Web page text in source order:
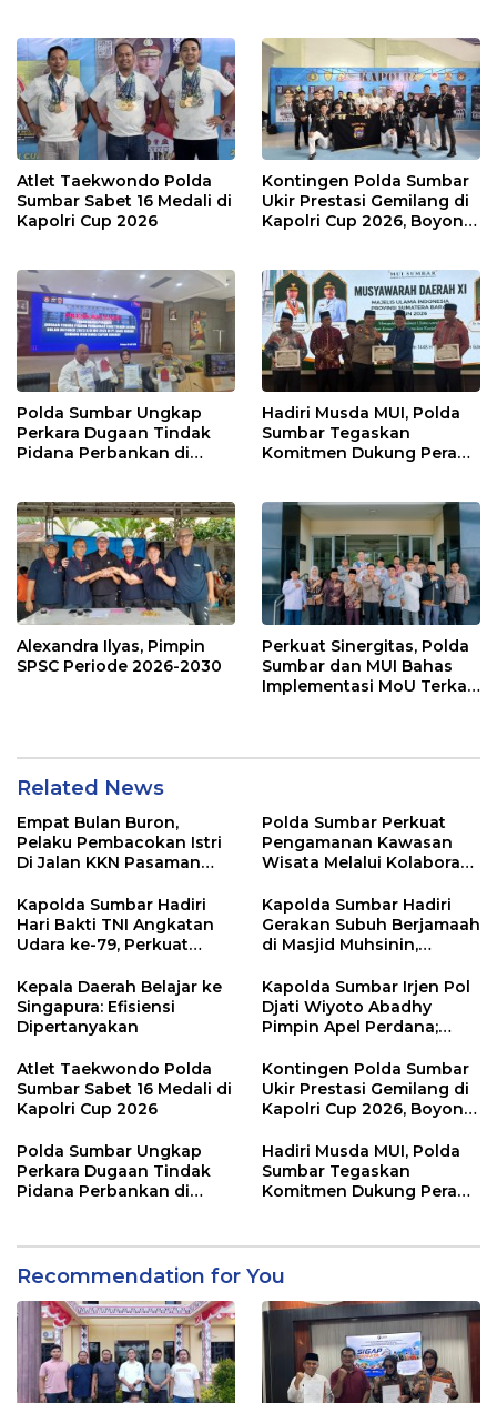
Atlet Taekwondo Polda
Sumbar Sabet 16 Medali di
Kapolri Cup 2026
Kontingen Polda Sumbar
Ukir Prestasi Gemilang di
Kapolri Cup 2026, Boyong
Polda Sumbar Ungkap
Perkara Dugaan Tindak
Pidana Perbankan di
3 Orang Ditetapkan
Tersangka
Hadiri Musda MUI, Polda
Sumbar Tegaskan
Komitmen Dukung Peran
Alexandra Ilyas, Pimpin
SPSC Periode 2026-2030
Perkuat Sinergitas, Polda
Sumbar dan MUI Bahas
Implementasi MoU Terkait
Related News
Empat Bulan Buron,
Pelaku Pembacokan Istri
Di Jalan KKN Pasaman
Personel Sat Reskrim Res
Pasbar Di Provinsi
Sumatera Utara
Polda Sumbar Perkuat
Pengamanan Kawasan
Wisata Melalui Kolaborasi
Kapolda Sumbar Hadiri
Hari Bakti TNI Angkatan
Udara ke-79, Perkuat
Kapolda Sumbar Hadiri
Gerakan Subuh Berjamaah
di Masjid Muhsinin,
“Ngopi Subuh”
Kepala Daerah Belajar ke
Singapura: Efisiensi
Dipertanyakan
Kapolda Sumbar Irjen Pol
Djati Wiyoto Abadhy
Pimpin Apel Perdana;
dengan Humanis
Atlet Taekwondo Polda
Sumbar Sabet 16 Medali di
Kapolri Cup 2026
Kontingen Polda Sumbar
Ukir Prestasi Gemilang di
Kapolri Cup 2026, Boyong
Polda Sumbar Ungkap
Perkara Dugaan Tindak
Pidana Perbankan di
3 Orang Ditetapkan
Tersangka
Hadiri Musda MUI, Polda
Sumbar Tegaskan
Komitmen Dukung Peran
Recommendation for You